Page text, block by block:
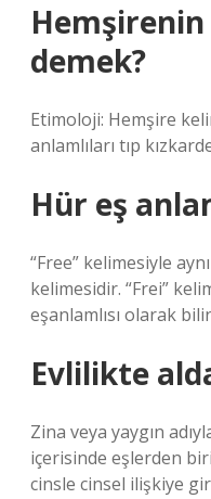
Hemşirenin
demek?
Etimoloji: Hemşire
anlamlıları tıp
Hür eş
“Free” kelimesiyle
kelimesidir. “Frei”
eşanlamlısı olarak
Evlilikte
Zina veya yaygın
içerisinde eşlerden
cinsle cinsel ilişkiye